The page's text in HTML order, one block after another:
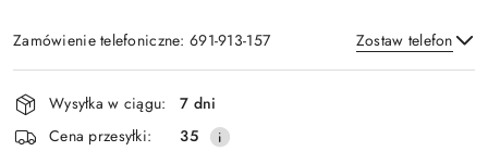
Zamówienie telefoniczne: 691-913-157 Zostaw telefon
Wyślij
Dostępność
i
dostawa
Wysyłka w ciągu:
7 dni
Cena przesyłki:
35